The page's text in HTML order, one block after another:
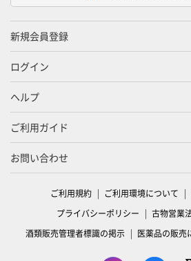
新規会員登録
ログイン
ヘルプ
ご利用ガイド
お問い合わせ
ご利用規約 ご利用環境について
プライバシーポリシー
古物営業
酒類販売管理者標識の掲示
医薬品の販売